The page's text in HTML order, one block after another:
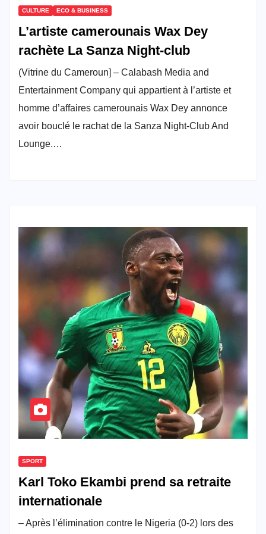
CULTURE ECO & BUSINESS
L’artiste camerounais Wax Dey
rachète La Sanza Night-club
(Vitrine du Cameroun] – Calabash Media and
Entertainment Company qui appartient à l’artiste et
homme d’affaires camerounais Wax Dey annonce
avoir bouclé le rachat de la Sanza Night-Club And
Lounge.…
SPORT
Karl Toko Ekambi prend sa retraite
internationale
– Après l’élimination contre le Nigeria (0-2) lors des